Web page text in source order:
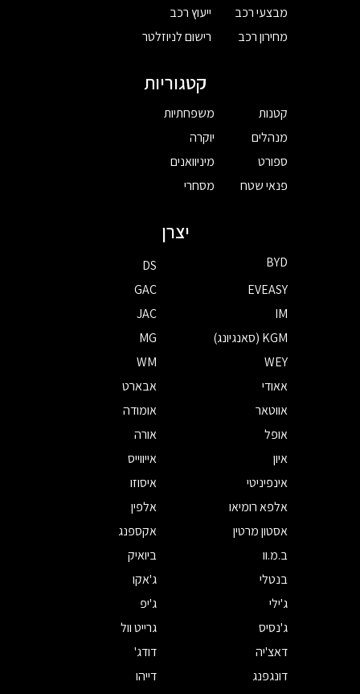
מבצעי רכב
מחירון רכב
ייעוץ רכב
רישום לניוזלטר
קטגוריות
קטנות
מנהלים
ספורט
פנאי שטח
משפחתיות
יוקרה
מיניוואנים
מסחרי
יצרן
BYD
DS
EVEASY
GAC
IM
JAC
KGM (סאנגיונג)
MG
WEY
WM
אאודי
אבארט
אווטאר
אומודה
אופל
אורה
איון
אייווייס
אינפיניטי
איסוזו
אלפא רומיאו
אלפין
אסטון מרטין
אקספנג
ב.מ.וו
ביואיק
בנטלי
ג'אקו
ג'ילי
ג'יפ
ג'נסיס
גרייט וול
דאצ'יה
דודג'
דונגפנג
דייהו